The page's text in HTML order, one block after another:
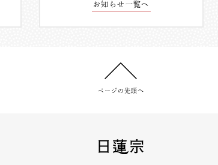
お知らせ一覧へ
ページの先頭へ